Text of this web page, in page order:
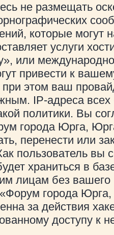
не размещать
которые могут
услуги
или
привести к
этом ваш
IP-адреса
политики. Вы
города Юрга,
перенести или
пользователь вы
храниться в
лицам без
города
за действия
доступу к